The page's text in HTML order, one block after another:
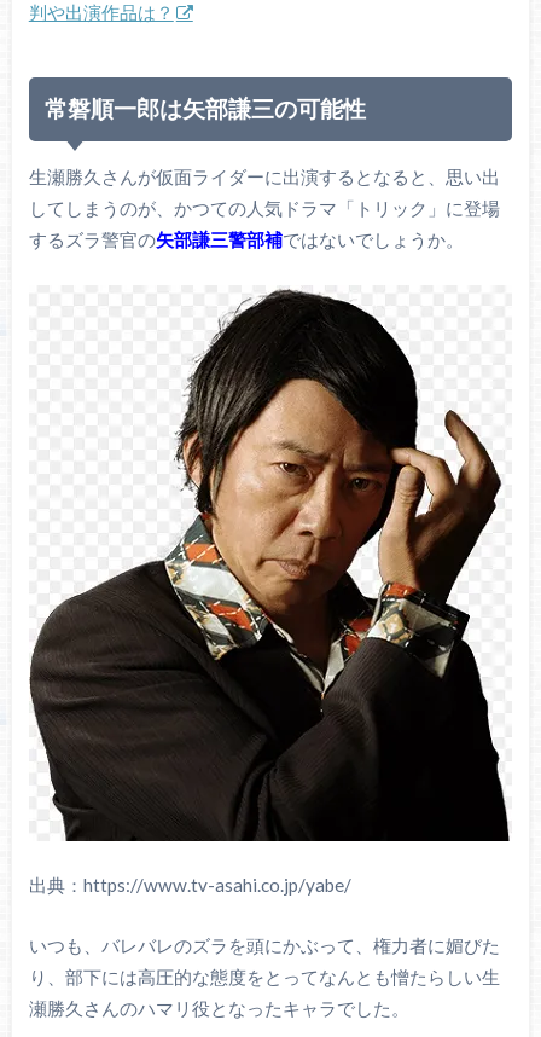
判や出演作品は？
常磐順一郎は矢部謙三の可能性
生瀬勝久さんが仮面ライダーに出演するとなると、思い出
してしまうのが、かつての人気ドラマ「トリック」に登場
するズラ警官の矢部謙三警部補ではないでしょうか。
出典：https://www.tv-asahi.co.jp/yabe/
いつも、バレバレのズラを頭にかぶって、権力者に媚びた
り、部下には高圧的な態度をとってなんとも憎たらしい生
瀬勝久さんのハマリ役となったキャラでした。